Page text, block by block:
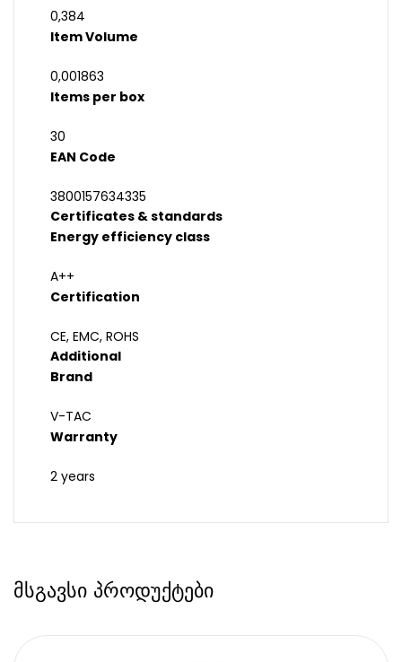
0,384
Item Volume
0,001863
Items per box
30
EAN Code
3800157634335
Certificates & standards
Energy efficiency class
A++
Certification
CE, EMC, ROHS
Additional
Brand
V-TAC
Warranty
2 years
მსგავსი პროდუქტები